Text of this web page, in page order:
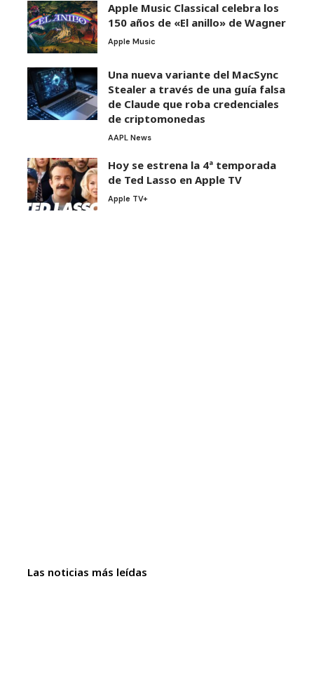
Apple Music Classical celebra los
150 años de «El anillo» de Wagner
Apple Music
Una nueva variante del MacSync
Stealer a través de una guía falsa
de Claude que roba credenciales
de criptomonedas
AAPL News
Hoy se estrena la 4ª temporada
de Ted Lasso en Apple TV
Apple TV+
Las noticias más leídas